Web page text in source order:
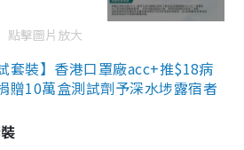
點擊圖片放大
套裝】香港口罩廠acc+推$18病
贈10萬盒測試劑予深水埗露宿者